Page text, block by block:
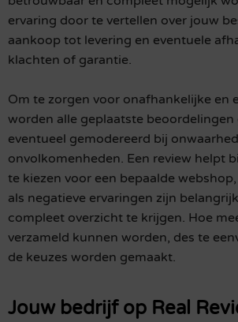
ervaring door te vertellen over jouw
aankoop tot levering en eventuele
klachten of garantie.
Om te zorgen voor onafhankelijke en
worden alle geplaatste
eventueel gemodereerd bij
onvolkomenheden. Een review helpt
te kiezen voor een bepaalde
als negatieve ervaringen zijn
compleet overzicht te krijgen. Hoe
verzameld kunnen worden, des te
de keuzes worden gemaakt.
Jouw bedrijf op Real